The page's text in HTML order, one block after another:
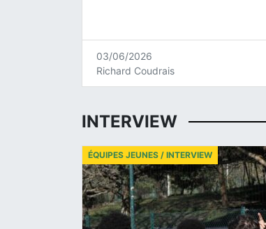
03/06/2026
Richard Coudrais
INTERVIEW
ÉQUIPES JEUNES / INTERVIEW